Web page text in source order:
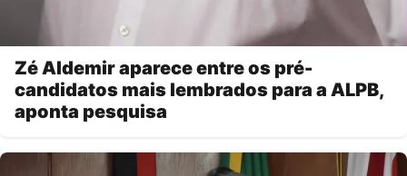
Zé Aldemir aparece entre os pré-
candidatos mais lembrados para a ALPB,
aponta pesquisa